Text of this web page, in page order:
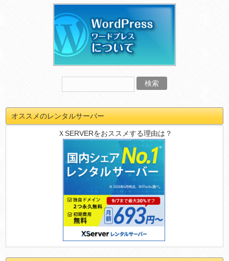
オススメのレンタルサーバー
ＸSERVERをおススメする理由は？